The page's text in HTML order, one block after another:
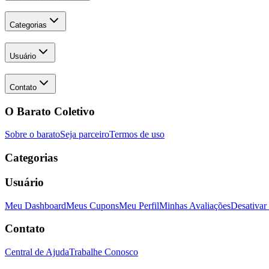
Categorias
Usuário
Contato
O Barato Coletivo
Sobre o baratoSeja parceiroTermos de uso
Categorias
Usuário
Meu DashboardMeus CuponsMeu PerfilMinhas AvaliaçõesDesativar
Contato
Central de AjudaTrabalhe Conosco